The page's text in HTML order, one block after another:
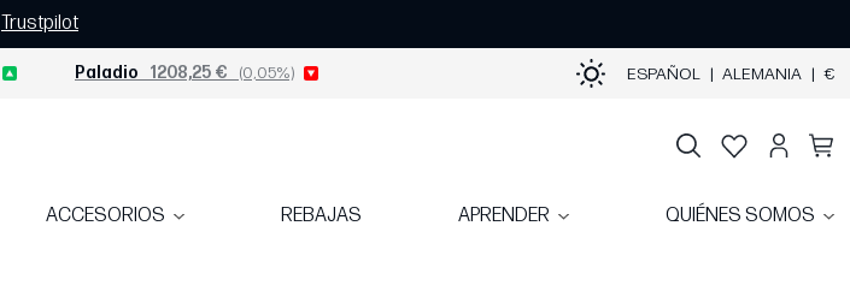
Trustpilot
Paladio 1208,25 € (0,05%) ESPAÑOL | ALEMANIA | €
ACCESORIOS REBAJAS APRENDER QUIÉNES SOMOS